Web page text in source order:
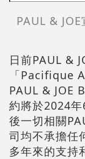
PAUL &
日前PAUL &
「Pacifique
PAUL & JOE
約將於2024
後一切相關
司均不承擔任
多年來的支持